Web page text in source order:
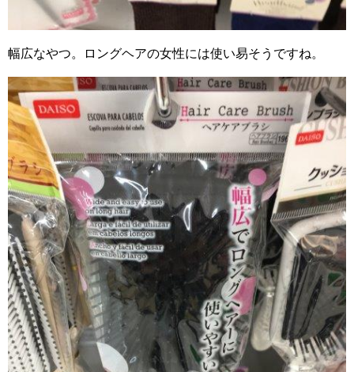
幅広なやつ。ロングヘアの女性には使い易そうですね。